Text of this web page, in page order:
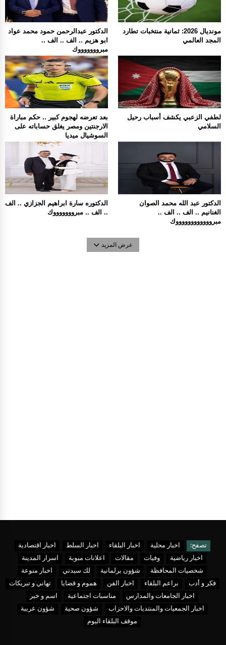
الدكتور عبدالرحمن حمود محمد عواد
ابو هزيم .. الف .. الف ..
مبروووووووك
مونديال 2026: ثمانية منتخبات تطارد
المجد العالمي
بعد تعرضه لهجوم كبير .. حكم مباراة
الارجنتين ومصر يغلق حساباته على
السوشيال ميديا
لطفي الزعبي يكشف أسباب رحيل
السلامي
الدكتوره سارة ابراهيم الجزازي .. الف
.. الف .. مبروووووووك
الدكتور عبد الله محمد الصوان
الغنانيم .. الف .. الف ..
مبرووووووووووووك
عرض المزيد
تصفح: اخبار محلية اخبار البلقاء اخبار السلط
اخبار اقتصادية
اخبار رياضية
وفيات مقالات اعلانات مبوبة
اسرار المدينة
شخصيات المحافظة
شؤون برلمانية لك سيدتي
اخبار منوعة
فكر و أدب
براعم البلقاء اخبار الفن هموم و قضايا
تهاني و تبريكات
اخبار الجامعات والمدارس
مناسبات اجتماعية
اسم و خبر
اخبار الجمعيات والمنتديات والاحزاب
شؤون صحية
شؤون عربية
موقف البلقاء اليوم